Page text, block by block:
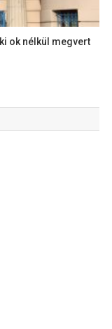
ok nélkül megvert